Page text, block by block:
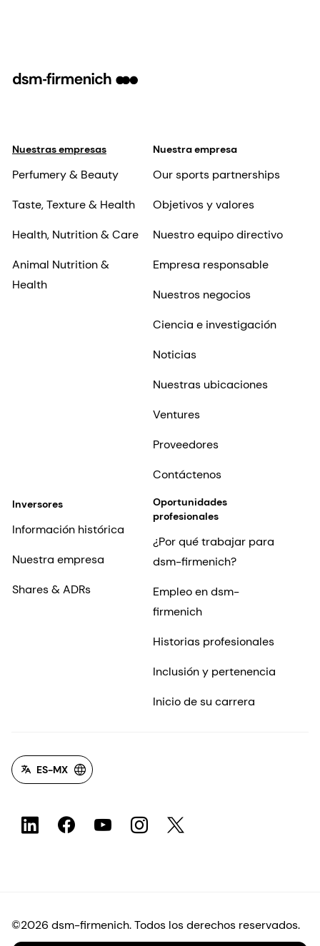
Nuestras empresas
Perfumery & Beauty
Taste, Texture & Health
Health, Nutrition & Care
Animal Nutrition &
Health
Nuestra empresa
Our sports partnerships
Objetivos y valores
Nuestro equipo directivo
Empresa responsable
Nuestros negocios
Ciencia e investigación
Noticias
Nuestras ubicaciones
Ventures
Proveedores
Contáctenos
Inversores
Información histórica
Nuestra empresa
Shares & ADRs
Oportunidades
profesionales
¿Por qué trabajar para
dsm-firmenich?
Empleo en dsm-
firmenich
Historias profesionales
Inclusión y pertenencia
Inicio de su carrera
ES-MX
©2026 dsm-firmenich. Todos los derechos reservados.